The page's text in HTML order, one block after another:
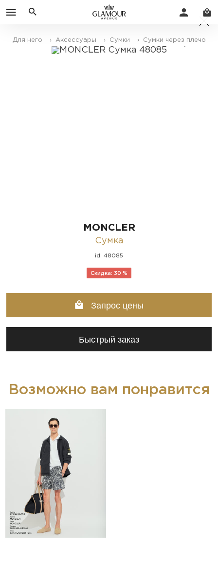
Для него › Аксессуары › Сумки › Сумки через плечо
MONCLER
Сумка
id: 48085
Скидка: 30 %
Запрос цены
Быстрый заказ
Возможно вам понравится